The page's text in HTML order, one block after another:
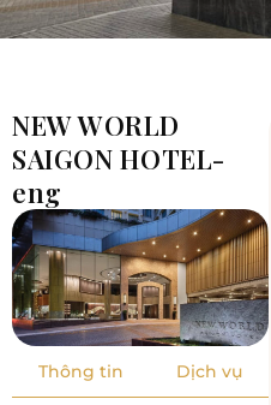
NEW WORLD
SAIGON HOTEL-
eng
Thông tin Dịch vụ